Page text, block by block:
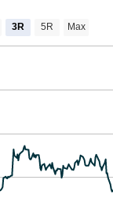
3R 5R Max